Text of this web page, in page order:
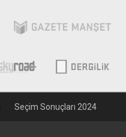
Seçim Sonuçları 2024